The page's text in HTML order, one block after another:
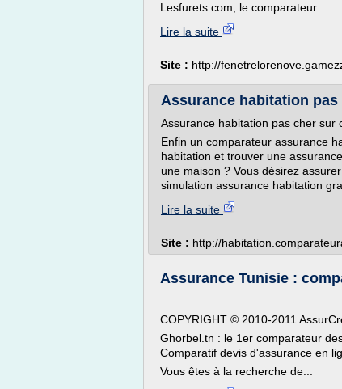
Lesfurets.com, le comparateur...
Lire la suite
Site : http://
Assurance habitation
Assurance habitation pas cher sur
Enfin un comparateur assurance
habitation et trouver une
une maison ? Vous désirez
simulation assurance habitation
Lire la suite
Site : http://
Assurance Tunisie :
COPYRIGHT © 2010-2011
Ghorbel.tn : le 1er comparateur
Comparatif devis d'assurance en
Vous êtes à la recherche de...